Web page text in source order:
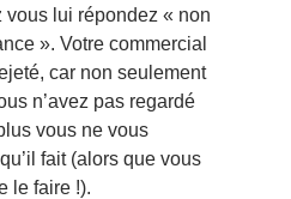
lui répondez « non
». Votre commercial
car non seulement
n’avez pas regardé
vous ne vous
fait (alors que vous
le faire !).